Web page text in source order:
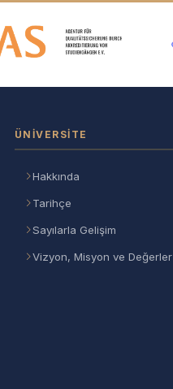
Logoları
ÜNIVERSITE
Hakkında
Tarihçe
Sayılarla Gelişim
Vizyon, Misyon ve Değerler